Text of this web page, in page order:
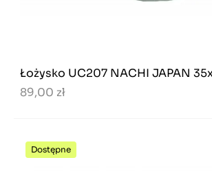
Łożysko UC207 NACHI JAPAN
89,00 zł
Dostępne